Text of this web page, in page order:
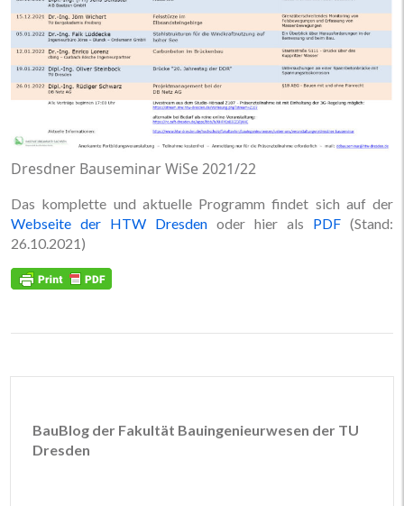
Dresdner Bauseminar WiSe 2021/22
Das komplette und aktuelle Programm findet sich auf der
Webseite der HTW Dresden oder hier als PDF (Stand:
26.10.2021)
BauBlog der Fakultät Bauingenieurwesen der TU
Dresden